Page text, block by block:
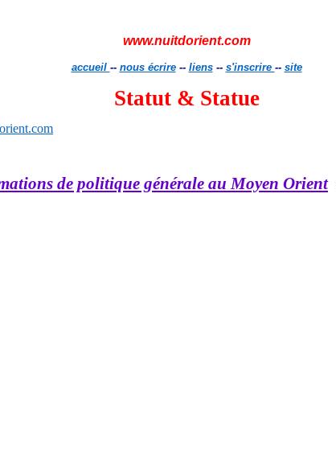
www.nuitdorient.com
accueil -- nous écrire-- liens-- s'inscrire -- site
Statut & Statue
de politique générale au Moyen Orientle